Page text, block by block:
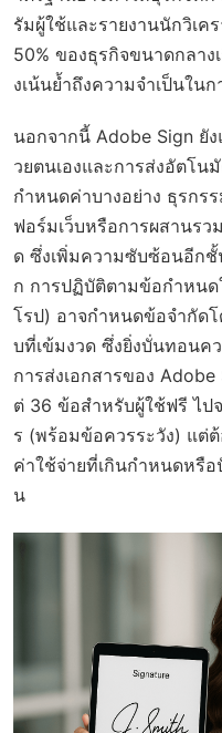
รัมผู้ใช้และรายงานนักวิเค
50% ของธุรกิจขนาดกลา
งเน้นย้ำถึงความจำเป็นใน
นอกจากนี้ Adobe Sign ยั
วยตนเองและการส่งอัตโ
กำหนดค่าบางอย่าง ธุรกร
ฟอร์มเว็บหรือการผสานรว
ด ซึ่งเพิ่มความซับซ้อนอีกชั้
ก การปฏิบัติตามข้อกำหนด
โรป) อาจกำหนดข้อจำกัด
บที่เข้มงวด ซึ่งยิ่งบั่นทอนค
การส่งเอกสารของ
ต่ 36 ข้อสำหรับผู้ใช้ฟรี ไป
ร (พร้อมข้อควรระวัง) แต่ต้
ค่าใช้จ่ายที่เกินกำหนดหรื
น